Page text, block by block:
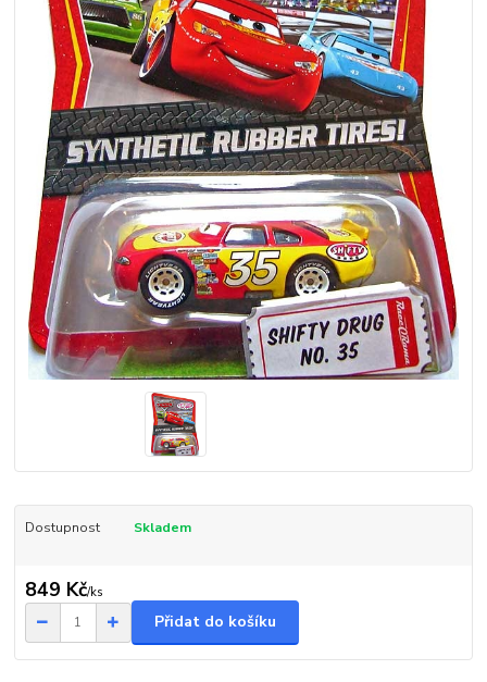
Dostupnost Skladem
849 Kč/ks
Přidat do košíku